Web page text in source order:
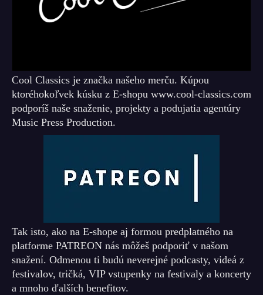
Cool Classics je značka našeho merču. Kúpou
ktoréhokoľvek kúsku z E-shopu www.cool-classics.com
podporíš naše snaženie, projekty a podujatia agentúry
Music Press Production.
Tak isto, ako na E-shope aj formou predplatného na
platforme PATREON nás môžeš podporiť v našom
snažení. Odmenou ti budú neverejné podcasty, videá z
festivalov, tričká, VIP vstupenky na festivaly a koncerty
a mnoho ďalších benefitov.